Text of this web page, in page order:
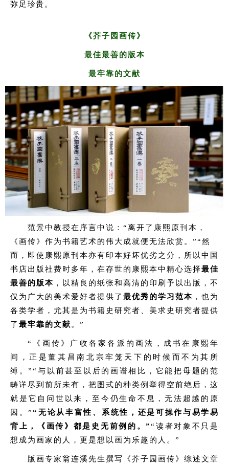
弥足珍贵。
《芥子园画传》
最佳最善的版本
最牢靠的文献
范景中教授在序言中说：“离开了康熙原刊本，
《画传》作为书籍艺术的伟大成就便无法欣赏。”“然
而，即使康熙原刊本亦有印本好坏优劣之分，所以中国
书店出版社费时多年，在存世的康熙本中精心选择最佳
最善的版本 ，以精良的纸张和高清的印刷予以出版，不
仅为广大的美术爱好者提供了 最优秀的学习范本 ，也为
各类学者，尤其是为书籍史研究者、美求 史研究者提供
了 最牢靠的文献 。”
“《画传》广收各家各派的画法，成书在康熙年
间，正是董其昌南北宗牢笼天下的时候而不为其所
缚。”“与以前甚至以后的画谱相比，它能把母题的范
畴详尽到前所未有，把图式的种类例举得空前绝后，这
就是它自问世以来，至今仍生命不息，无法超越的原
因。”“ 无论从丰富性、系统性，还是可操作与易学易
背上，《画传》都是史无前例的 。”“读者对象不只是
想成为画家的人，更是想以画为乐趣的人。”
版画专家翁连溪先生撰写《芥子园画传》综述文章